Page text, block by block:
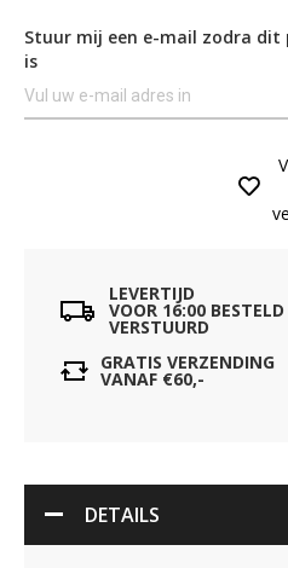
Stuur mij een e-mail zodra dit
is
LEVERTIJD
VOOR 16:00
VERSTUURD
GRATIS VERZENDING
VANAF €60,-
DETAILS